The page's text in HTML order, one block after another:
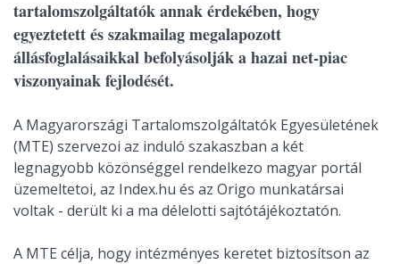
tartalomszolgáltatók annak érdekében, hogy
egyeztetett és szakmailag megalapozott
állásfoglalásaikkal befolyásolják a hazai net-piac
viszonyainak fejlodését.
A Magyarországi Tartalomszolgáltatók Egyesületének
(MTE) szervezoi az induló szakaszban a két
legnagyobb közönséggel rendelkezo magyar portál
üzemeltetoi, az Index.hu és az Origo munkatársai
voltak - derült ki a ma délelotti sajtótájékoztatón.
A MTE célja, hogy intézményes keretet biztosítson az